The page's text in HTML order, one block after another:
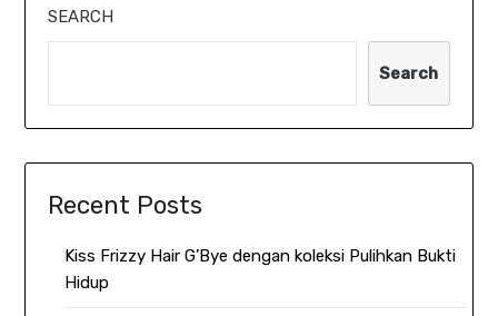
SEARCH
Search
Recent Posts
Kiss Frizzy Hair G’Bye dengan koleksi Pulihkan Bukti
Hidup